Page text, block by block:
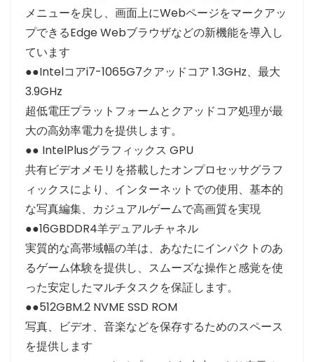
メニューを戻し、画面上にWebページをマークアッ
プできるEdge Webブラウザなどの新機能を導入し
ています
●●Intelコアi7-1065G7クアッドコア 1.3GHz、最大
3.9GHz
超低電圧プラットフォームとクアッドコア処理が最
大の高効率電力を提供します。
●● IntelPlusグラフィックス GPU
共有ビデオメモリを搭載したオンプロセッサグラフ
ィックスにより、インターネットでの使用、基本的
な写真編集、カジュアルゲームで高画質を実現
●●16GBDDR4羊デュアルチャネル
実質的な高帯域幅の羊は、あなたにインパクトのあ
るゲーム体験を提供し、スムーズな操作と感覚を使
った安定したマルチタスクを保証します。
●●512GBM.2 NVME SSD ROM
写真、ビデオ、音楽などを保存するためのスペース
を提供します